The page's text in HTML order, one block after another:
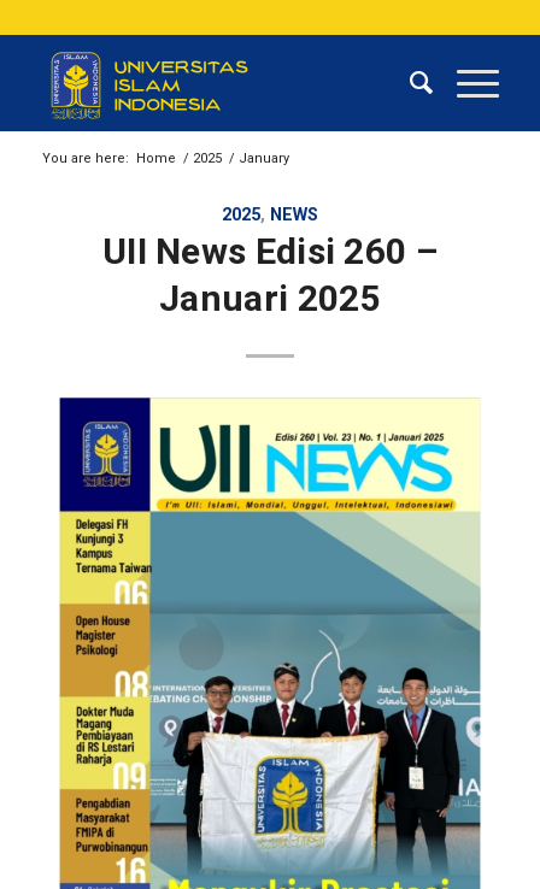
You are here: Home / 2025 / January
2025, NEWS
UII News Edisi 260 –
Januari 2025